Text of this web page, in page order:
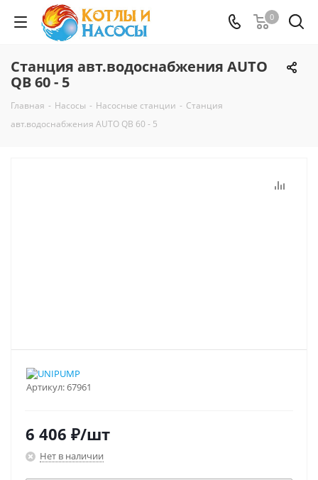
0
Станция авт.водоснабжения AUTO
QB 60 - 5
Главная - Насосы - Насосные станции - Станция
авт.водоснабжения AUTO QB 60 - 5
Артикул:67961
6 406 ₽/шт
Нет в наличии